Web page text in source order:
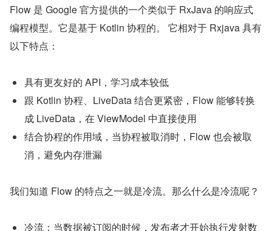
Flow 是 Google 官方提供的一个类似于 RxJava 的响应式
编程模型。它是基于 Kotlin 协程的。 它相对于 Rxjava 具有
以下特点：
具有更友好的 API，学习成本较低
跟 Kotlin 协程、LiveData 结合更紧密，Flow 能够转换
成 LiveData，在 ViewModel 中直接使用
结合协程的作用域，当协程被取消时，Flow 也会被取
消，避免内存泄漏
我们知道 Flow 的特点之一就是冷流。那么什么是冷流呢？
冷流：当数据被订阅的时候，发布者才开始执行发射数